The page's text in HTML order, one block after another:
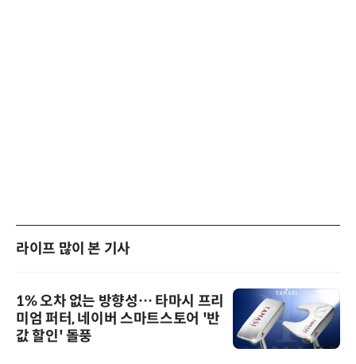
라이프 많이 본 기사
1% 오차 없는 방향성… 타마시 프리
미엄 퍼터, 네이버 스마트스토어 '반
값 할인' 돌풍